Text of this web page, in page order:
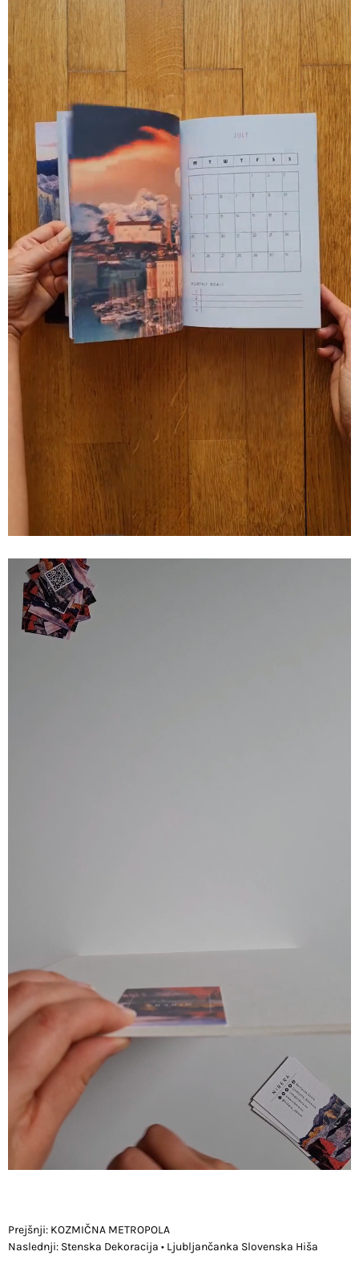
POST
NAVIGATION
Prejšnji: KOZMIČNA METROPOLA
Naslednji: Stenska Dekoracija • Ljubljančanka Slovenska Hiša